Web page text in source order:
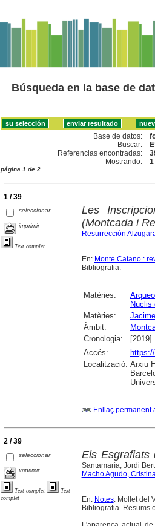
Búsqueda en la base de
Base de datos:
Buscar:
Referencias encontradas:
Mostrando:
1
página 1 de 2
1 / 39
seleccionar
imprimir
Text complet
Les
(Montcada i
Resurrección
En: Monte Catano :
Bibliografia.
Matèries:
Nuclis
Matèries:
Àmbit:
Cronologia:
[2019]
Accés:
Localització: Arxiu
Enllaç permanent
2 / 39
seleccionar
imprimir
Text complet
Text
complet
Els Esgrafiats
Santamaría, Jordi
Macho Agudo,
En: Notes. Mollet del
Bibliografia. Resums